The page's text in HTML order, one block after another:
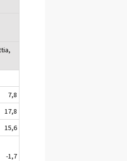
7,8
17,8
15,6
-1,7